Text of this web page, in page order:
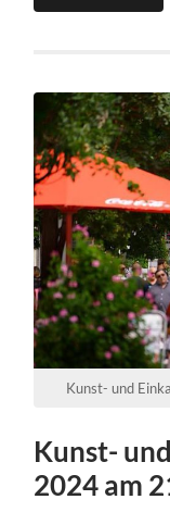
Kunst- und
Kunst-
2024 am